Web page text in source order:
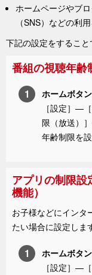
ホームページやブ
（SNS）などの利
下記の設定をすること
番組の視聴年齢
ホームボタ
［設定］— ［
限（放送）
年齢制限を設
アプリの制限設
機能）
お子様などにインタ
たい場合に設定しま
ホームボタ
［設定］— ［